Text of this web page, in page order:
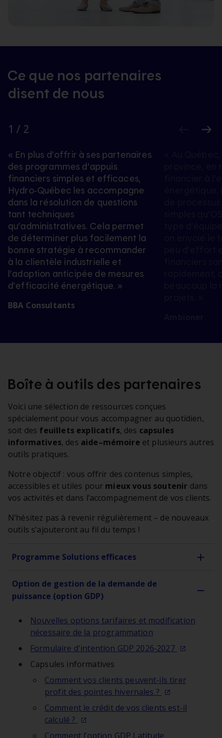
Ce que nos partenaires
disent de nous
1 / 2
1
de
2
« En plus d’offrir à ses partenaires
des programmes d’appuis
financiers simples et efficaces,
Hydro‑Québec les accompagne
dans la résolution de questions
tant techniques
qu’administratives. Cela permet
de déterminer plus facilement la
bonne stratégie à recommander
à la clientèle industrielle et
l’adoption anticipée de mesures
d’efficacité énergétique. »
BBA Consultants
Boîte à outils des partenaires
Voici une sélection de ressources conçues
spécialement pour vous accompagner au quotidien,
soit des feuillets explicatifs, des capsules
informatives, des aide–mémoire et plusieurs autres
outils pratiques.
Notre objectif : vous offrir des contenus simples,
accessibles et utiles pour mieux vous soutenir dans
vos activités et dans l’accompagnement de vos clients.
N’hésitez pas à revenir régulièrement – de nouveaux
outils s’ajouteront au fil du temps !
Programme Solutions efficaces
Option de gestion de la demande de
puissance (option GDP)
Nouvelles options tarifaires et modification
nécessaire de la programmation
Formulaire d'intention GDP 2026‑2027
Capsules informatives
Comment vos clients peuvent-ils tirer
profit des pointes hivernales ?
Comment le crédit de vos clients est-il
calculé ?
Comment l’option GDP Latitude